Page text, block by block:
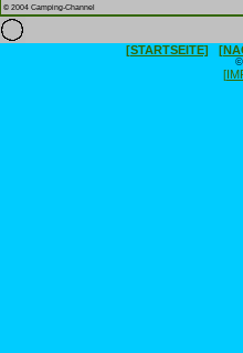
© 2004 Camping-Channel
[STARTSEITE]